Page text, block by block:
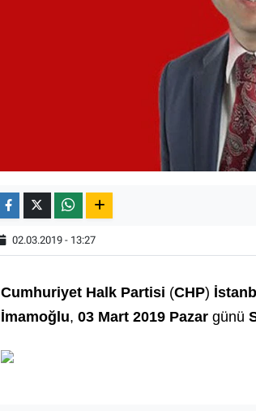
02.03.2019 - 13:27
Cumhuriyet Halk Partisi (CHP)
İmamoğlu, 03 Mart 2019 Pazargünü